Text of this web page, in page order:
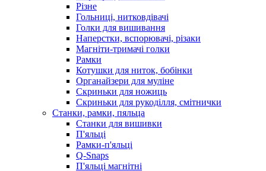
Різне
Гольниці, нитковдівачі
Голки для вишивання
Наперстки, вспорювачі, різаки
Магніти-тримачі голки
Рамки
Котушки для ниток, бобінки
Органайзери для муліне
Скриньки для ножиць
Скриньки для рукоділля, смітнички
Станки, рамки, пяльца
Станки для вишивки
П'яльці
Рамки-п'яльці
Q-Snaps
П'яльці магнітні